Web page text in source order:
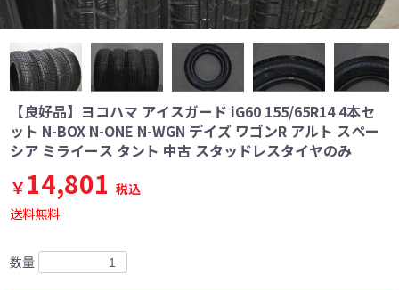
【良好品】ヨコハマ アイスガード iG60 155/65R14 4本セ
ット N-BOX N-ONE N-WGN デイズ ワゴンR アルト スペー
シア ミライース タント 中古 スタッドレスタイヤのみ
￥14,801 税込
送料無料
数量